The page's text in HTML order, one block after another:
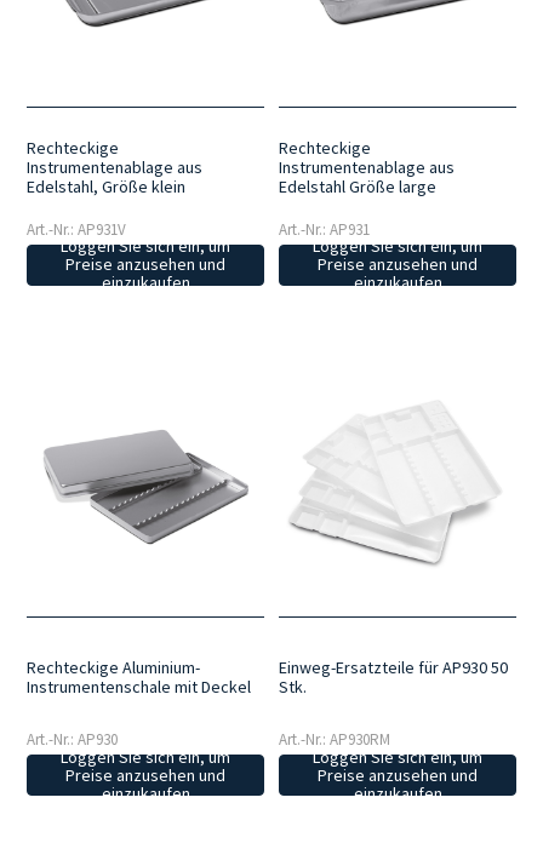
Rechteckige
Instrumentenablage aus
Edelstahl, Größe klein
Art.-Nr.: AP931V
Loggen Sie sich ein, um
Preise anzusehen und
einzukaufen
Rechteckige
Instrumentenablage aus
Edelstahl Größe large
Art.-Nr.: AP931
Loggen Sie sich ein, um
Preise anzusehen und
einzukaufen
Rechteckige Aluminium-
Instrumentenschale mit Deckel
Art.-Nr.: AP930
Loggen Sie sich ein, um
Preise anzusehen und
einzukaufen
Einweg-Ersatzteile für AP930 50
Stk.
Art.-Nr.: AP930RM
Loggen Sie sich ein, um
Preise anzusehen und
einzukaufen